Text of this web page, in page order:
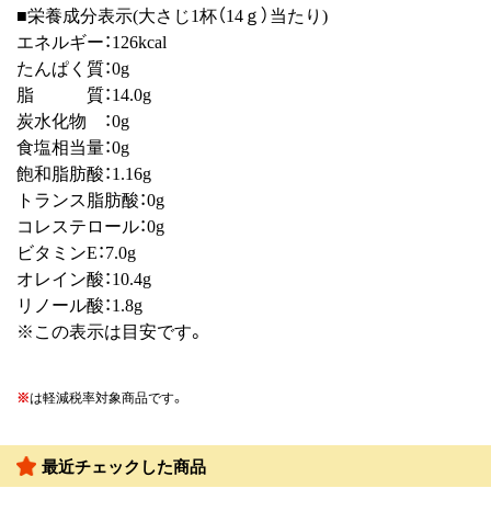
■栄養成分表示(大さじ1杯（14ｇ）当たり)
エネルギー：126kcal
たんぱく質：0g
脂 質：14.0g
炭水化物 ：0g
食塩相当量：0g
飽和脂肪酸：1.16g
トランス脂肪酸：0g
コレステロール：0g
ビタミンE：7.0g
オレイン酸：10.4g
リノール酸：1.8g
※この表示は目安です。
※は軽減税率対象商品です。
最近チェックした商品